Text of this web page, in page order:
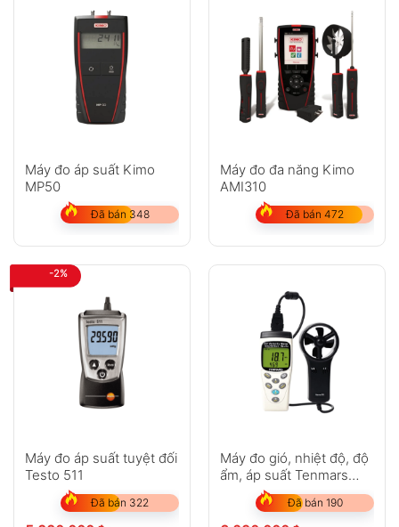
Máy đo áp suất Kimo
MP50
Đã bán 348
Máy đo đa năng Kimo
AMI310
Đã bán 472
-2%
Máy đo áp suất tuyệt đối
Testo 511
Đã bán 322
Máy đo gió, nhiệt độ, độ
ẩm, áp suất Tenmars
TM-414
Đã bán 190